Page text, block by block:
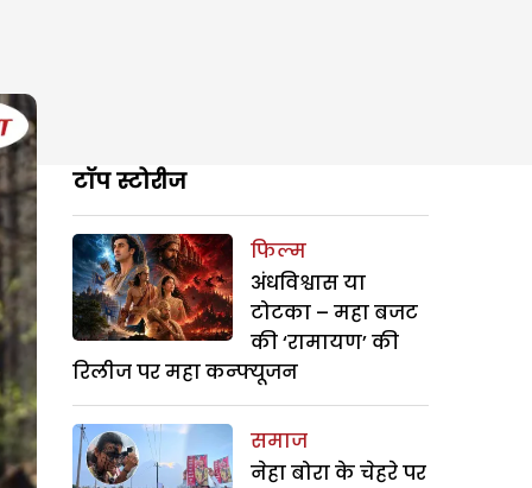
टॉप स्टोरीज
फिल्म
अंधविश्वास या
टोटका – महा बजट
की ‘रामायण’ की
रिलीज पर महा कन्फ्यूजन
समाज
नेहा बोरा के चेहरे पर